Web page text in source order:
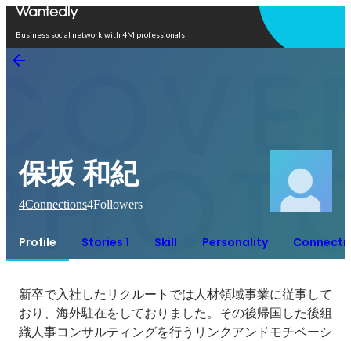
Business social network with 4M professionals
保坂 和紀
4Connections4Followers
Profile Stories 1 Skill Personality
新卒で入社したリクルートでは人材領域事業に従事して
おり、海外駐在をしておりました。その後帰国した後組
織人事コンサルティングを行うリンクアンドモチベーシ